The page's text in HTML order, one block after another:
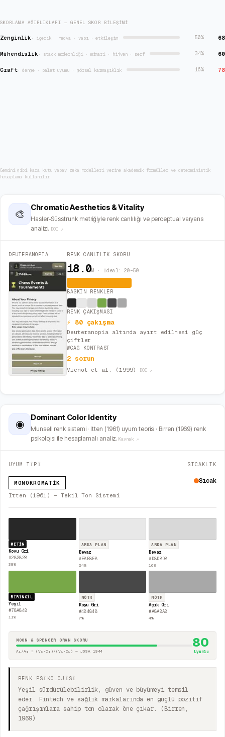
SKORLAMA AĞIRLIKLARI — GENEL SKOR BILEŞIMI
Zenginlik · içerik · medya · yapı · etkileşim 50% 68
Mühendislik · stack modernliği · mimari · hijyen · perf 34% 60
Craft·denge · palet uyumu · görsel karmaşıklık 16% 78
Gemini gibi kara kutu yapay zeka modelleri yerine akademik formüller ve deterministik
hesaplama kullanılır.
🎨
Chromatic Aesthetics & Vitality
Hasler-Süsstrunk metriğiyle renk canlılığı ve perceptual varyans
analizi. DOI ↗
DEUTERANOPIA RENK CANLILIK SKORU
18.0M · İdeal: 20–50
BASKIN RENKLER
RENK ÇAKIŞMASI
⚡ 80 çakışma
Deuteranopia altında ayırt edilmesi güç
çiftler
WCAG KONTRAST
2 sorun
Viénot et al. (1999) DOI ↗
◉
Dominant Color Identity
Munsell renk sistemi · Itten (1961) uyum teorisi · Birren (1969) renk
psikolojisi ile hesaplamalı analiz. Kaynak ↗
UYUM TİPİ
MONOKROMATIK
Itten (1961) — Tekil Ton Sistemi
SICAKLIK
Sıcak
METIN
Koyu Gri
#282828
38%
ARKA PLAN
Beyaz
#E8E8E8
24%
ARKA PLAN
Beyaz
#D8D8D8
16%
BIRINCIL
Yeşil
#78A848
11%
NÖTR
Koyu Gri
#484848
7%
NÖTR
Açık Gri
#A8A8A8
4%
MOON & SPENCER ORAN SKORU
A₁/A₂ = (V₂·C₂)/(V₁·C₁) — JOSA 1944
80
Uyumlu
RENK PSİKOLOJİSİ
Yeşil sürdürülebilirlik, güven ve büyümeyi temsil
eder. Fintech ve sağlık markalarında en güçlü pozitif
çağrışımlara sahip ton olarak öne çıkar. (Birren,
1969)